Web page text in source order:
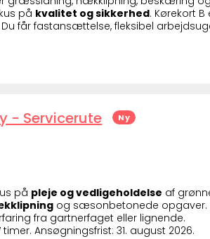
på kvalitet og sikkerhed. Kørekort B
får fastansættelse, fleksibel
- Servicerute Ny
på pleje og vedligeholdelse af
og sæsonbetonede opgaver.
fra gartnerfaget eller lignende.
Ansøgningsfrist: 31. august 2026.